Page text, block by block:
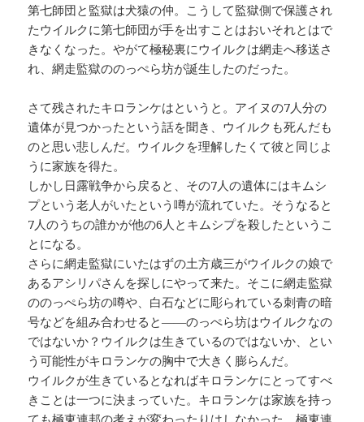
第七師団と監獄は犬猿の仲。こうして監獄側で保護され
たウイルクに第七師団が手を出すことはおいそれとはで
きなくなった。やがて極秘裏にウイルクは網走へ移送さ
れ、網走監獄ののっぺら坊が誕生したのだった。
さて残されたキロランケはというと。アイヌの7人分の
遺体が見つかったという話を聞き、ウイルクも死んだも
のと思い悲しんだ。ウイルクを理解したくて彼と同じよ
うに家族を得た。
しかし日露戦争から戻ると、その7人の遺体にはキムシ
プという老人がいたという噂が流れていた。そうなると
7人のうちの誰かが他の6人とキムシプを殺したというこ
とになる。
さらに網走監獄にいたはずの土方歳三がウイルクの娘で
あるアシリパさんを探しにやって来た。そこに網走監獄
ののっぺら坊の噂や、白石などに彫られている刺青の暗
号などを組み合わせると――のっぺら坊はウイルクなの
ではないか？ウイルクは生きているのではないか、とい
う可能性がキロランケの胸中で大きく膨らんだ。
ウイルクが生きているとなればキロランケにとってすべ
きことは一つに決まっていた。キロランケは家族を持っ